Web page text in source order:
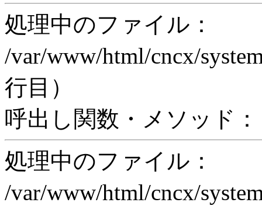
処理中のファイル：
/var/www/html/cncx/
行目）
呼出し関数・メソッド：
処理中のファイル：
/var/www/html/cncx/